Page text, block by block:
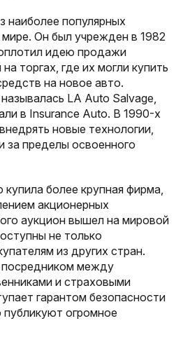
наиболее популярных
Он был учрежден в 1982
идею продажи
торгах, где их могли купить
на новое авто.
LA Auto Salvage,
в Insurance Auto. В 1990-х
новые технологии,
за пределы освоенного
более крупная фирма,
акционерных
аукцион вышел на мировой
не только
из других стран.
между
и страховыми
гарантом безопасности
публикуют огромное